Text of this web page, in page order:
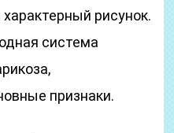
рисунок.
система
признаки.